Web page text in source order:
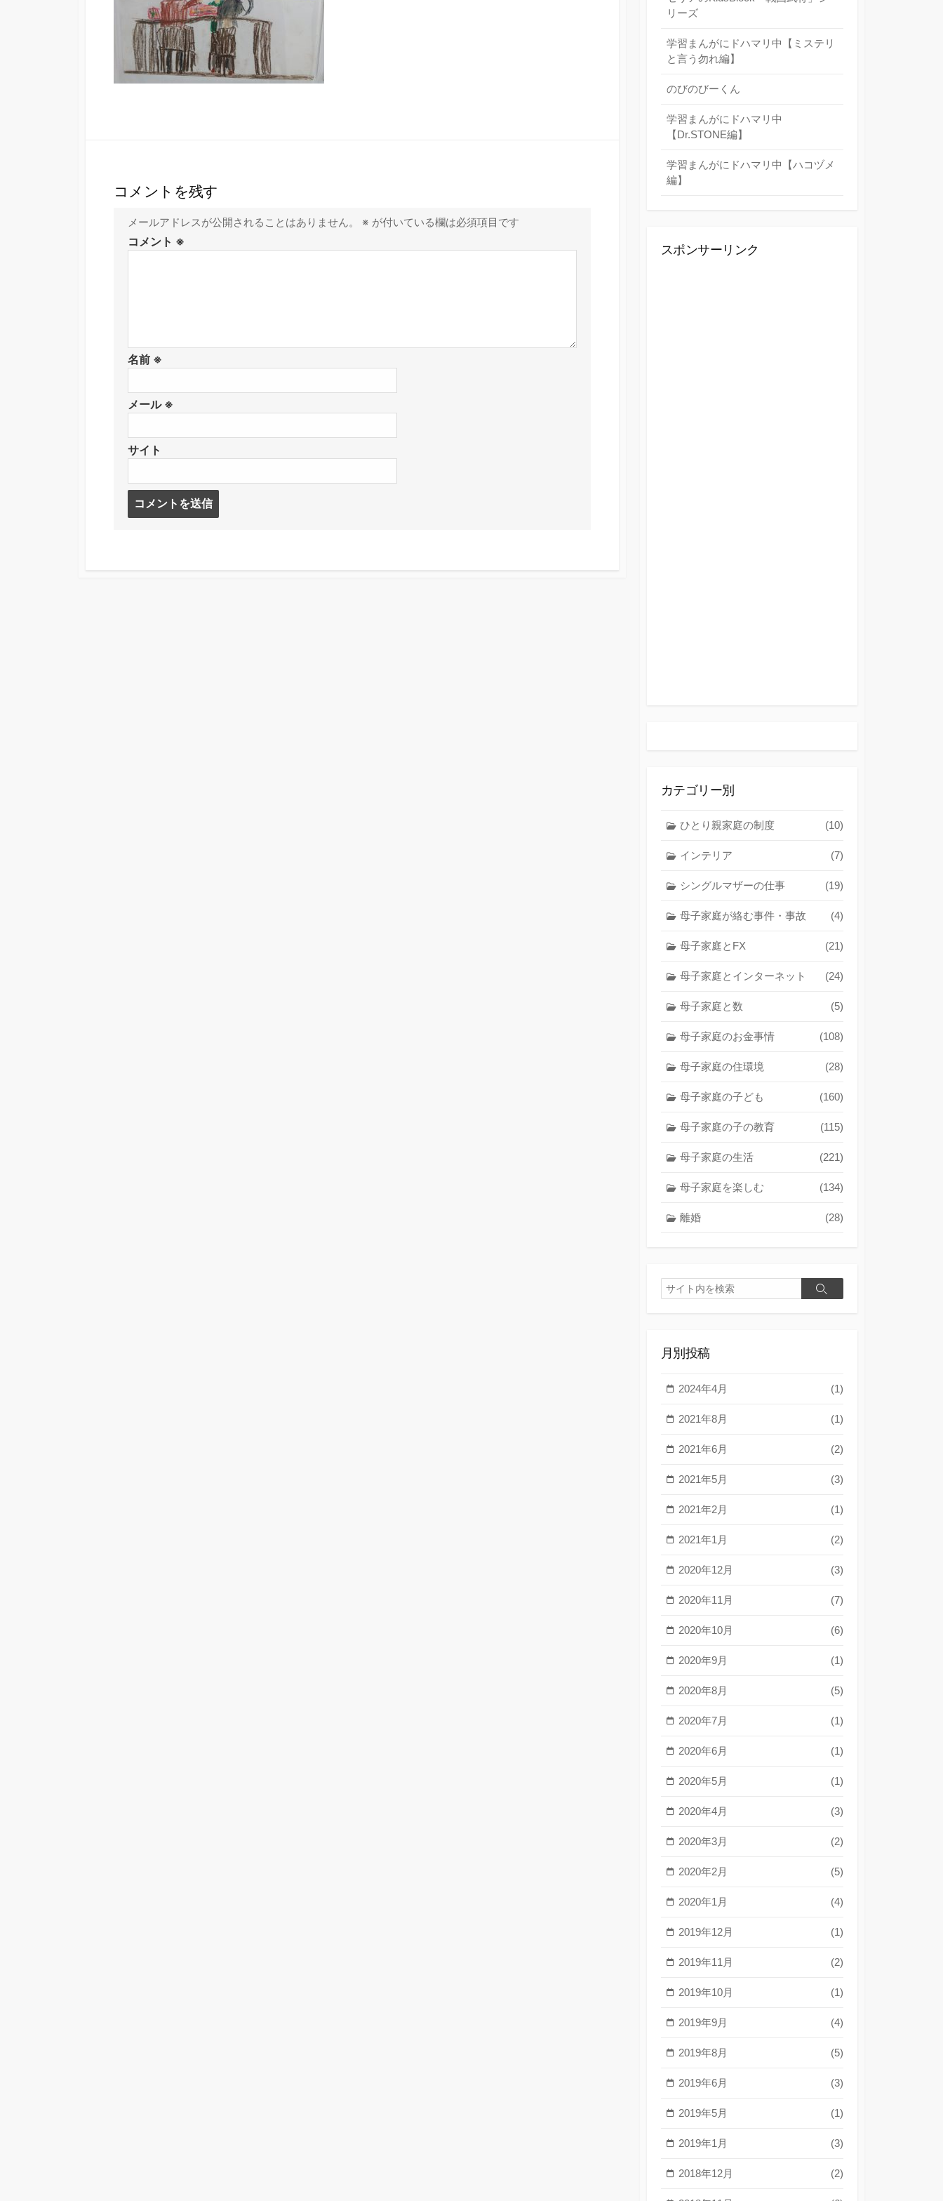
コメントを残す
メールアドレスが公開されることはありません。 ※ が付いている欄は必須項目です
コメント ※
名前 ※
メール ※
サイト
リーズ
学習まんがにドハマリ中【ミステリ
と言う勿れ編】
のびのびーくん
学習まんがにドハマリ中
【Dr.STONE編】
学習まんがにドハマリ中【ハコヅメ
編】
スポンサーリンク
カテゴリー別
ひとり親家庭の制度 (10)
インテリア (7)
シングルマザーの仕事 (19)
母子家庭が絡む事件・事故 (4)
母子家庭とFX (21)
母子家庭とインターネット (24)
母子家庭と数 (5)
母子家庭のお金事情 (108)
母子家庭の住環境 (28)
母子家庭の子ども (160)
母子家庭の子の教育 (115)
母子家庭の生活 (221)
母子家庭を楽しむ (134)
離婚 (28)
検
索
検
月別投稿
2024年4月 (1)
2021年8月 (1)
2021年6月 (2)
2021年5月 (3)
2021年2月 (1)
2021年1月 (2)
2020年12月 (3)
2020年11月 (7)
2020年10月 (6)
2020年9月 (1)
2020年8月 (5)
2020年7月 (1)
2020年6月 (1)
2020年5月 (1)
2020年4月 (3)
2020年3月 (2)
2020年2月 (5)
2020年1月 (4)
2019年12月 (1)
2019年11月 (2)
2019年10月 (1)
2019年9月 (4)
2019年8月 (5)
2019年6月 (3)
2019年5月 (1)
2019年1月 (3)
2018年12月 (2)